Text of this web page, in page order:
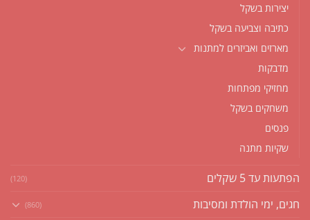
יצירות בשקל
כתיבה וצביעה בשקל
מארזים ואביזרים למתנות
מדבקות
מחזיקי מפתחות
משחקים בשקל
פנסים
שקיות מתנה
הפתעות עד 5 שקלים (120)
חגים, ימי הולדת ומסיבות (860)